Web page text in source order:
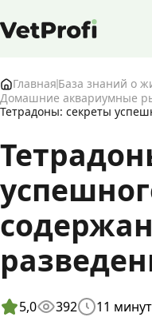
База знаний о животных
Блог о животных
Форум
Войти
Главная База знаний о
Домашние аквариумные
Тетрадоны: секреты
5,0 392 11 минут